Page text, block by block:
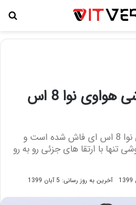
مشخصات گوشی هواوی نوا 8 اس
امروز مشخصات هواوی نوا 8 اس ای فاش شده است و
تنها با ارتقا های جزئی رو به رو
آخرین به روز رسانی: 5 آبان 1399